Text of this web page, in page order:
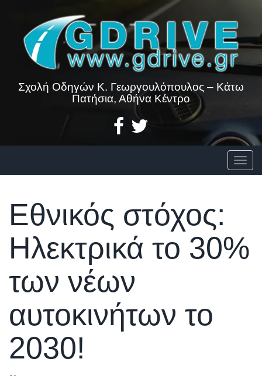
content
Σχολή Οδηγών Κ. Γεωργουλόπουλος – Κάτω
Πατήσια, Αθήνα Κέντρο
Εθνικός στόχος:
Ηλεκτρικά το 30%
των νέων
αυτοκινήτων το
2030!